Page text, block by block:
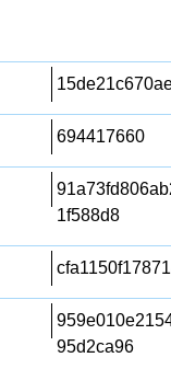
694417660
1f588d8
95d2ca96